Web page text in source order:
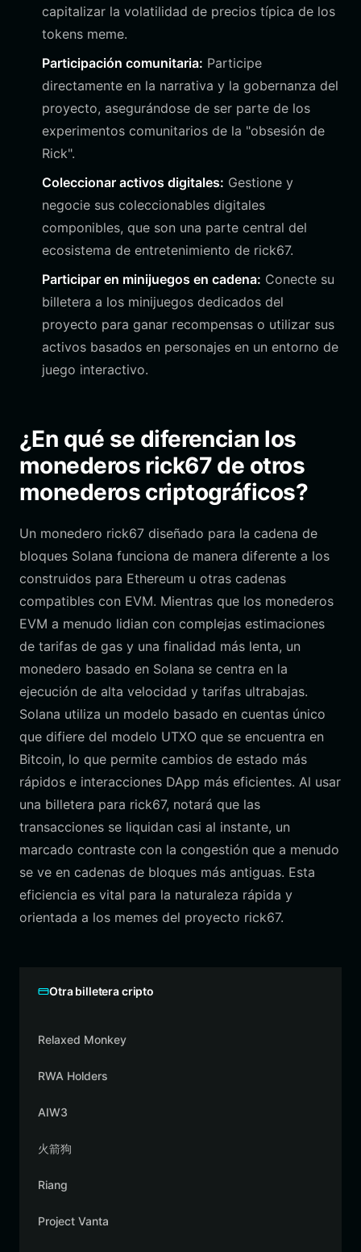
capitalizar la volatilidad de precios típica de los
tokens meme.
Participación comunitaria: Participe
directamente en la narrativa y la gobernanza del
proyecto, asegurándose de ser parte de los
experimentos comunitarios de la "obsesión de
Rick".
Coleccionar activos digitales: Gestione y
negocie sus coleccionables digitales
componibles, que son una parte central del
ecosistema de entretenimiento de rick67.
Participar en minijuegos en cadena: Conecte su
billetera a los minijuegos dedicados del
proyecto para ganar recompensas o utilizar sus
activos basados en personajes en un entorno de
juego interactivo.
¿En qué se diferencian los
monederos rick67 de otros
monederos criptográficos?
Un monedero rick67 diseñado para la cadena de
bloques Solana funciona de manera diferente a los
construidos para Ethereum u otras cadenas
compatibles con EVM. Mientras que los monederos
EVM a menudo lidian con complejas estimaciones
de tarifas de gas y una finalidad más lenta, un
monedero basado en Solana se centra en la
ejecución de alta velocidad y tarifas ultrabajas.
Solana utiliza un modelo basado en cuentas único
que difiere del modelo UTXO que se encuentra en
Bitcoin, lo que permite cambios de estado más
rápidos e interacciones DApp más eficientes. Al usar
una billetera para rick67, notará que las
transacciones se liquidan casi al instante, un
marcado contraste con la congestión que a menudo
se ve en cadenas de bloques más antiguas. Esta
eficiencia es vital para la naturaleza rápida y
orientada a los memes del proyecto rick67.
Otra billetera cripto
Relaxed Monkey
RWA Holders
AIW3
火箭狗
Riang
Project Vanta